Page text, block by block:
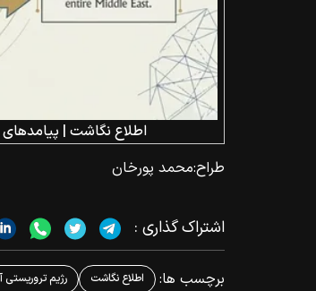
اطلاع نگاشت | پیامد‌های
طراح:محمد پورخان
اشتراک گذاری :
برچسب ها: اطلاع نگاشت رژیم تروریستی